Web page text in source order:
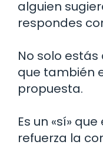
alguien
respondes
No solo estás
que también
propuesta.
Es un «sí»
refuerza la